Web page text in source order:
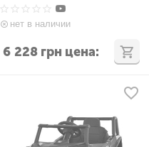
нет в наличии
6 228 грн цена: